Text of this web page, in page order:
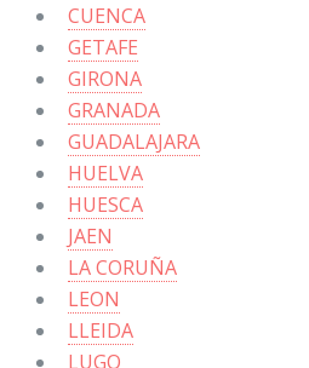
CUENCA
GETAFE
GIRONA
GRANADA
GUADALAJARA
HUELVA
HUESCA
JAEN
LA CORUÑA
LEON
LLEIDA
LUGO